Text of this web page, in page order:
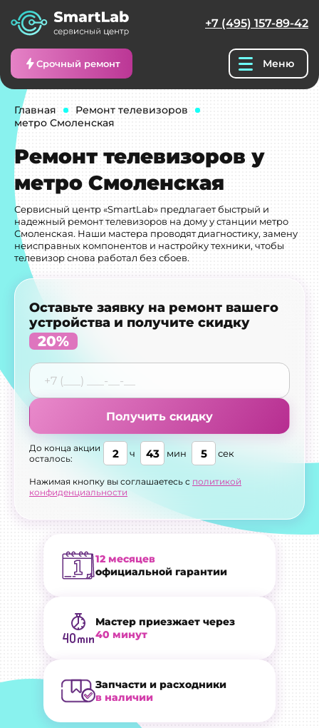
+7 (495) 157-89-42
Срочный ремонт Меню
Главная
Ремонт телевизоров
метро Смоленская
Ремонт телевизоров у
метро Смоленская
Сервисный центр «SmartLab» предлагает быстрый и
надежный ремонт телевизоров на дому у станции метро
Смоленская. Наши мастера проводят диагностику, замену
неисправных компонентов и настройку техники, чтобы
телевизор снова работал без сбоев.
Оставьте заявку на ремонт вашего
устройства и получите скидку
20%
Получить скидку
До конца акции
осталось:
2 ч 43 мин 3 сек
Нажимая кнопку вы соглашаетесь с политикой
конфиденциальности
12 месяцев
официальной гарантии
Мастер приезжает через
40 минут
Запчасти и расходники
в наличии